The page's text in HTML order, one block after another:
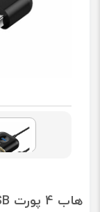
هاب 4 پورت USB باسئوس | Baseus 4In1 USB Hub Adapter CAHUB-AY01